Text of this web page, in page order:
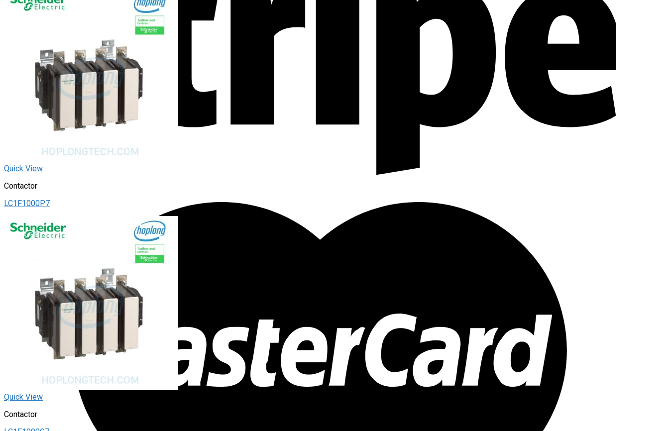
Quick View
Contactor
LC1F1000P7
Quick View
Contactor